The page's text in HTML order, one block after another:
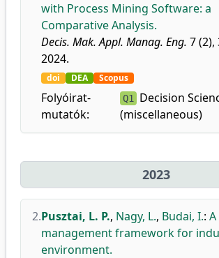
with Process Mining Software: a
Comparative Analysis.
Decis. Mak. Appl. Manag. Eng. 7 (2),
2024.
doi DEA Scopus
Folyóirat-
mutatók:
Q1
Decision
(miscellaneous)
2023
2.Pusztai, L. P., Nagy, L., Budai, I.:
management framework for
environment.